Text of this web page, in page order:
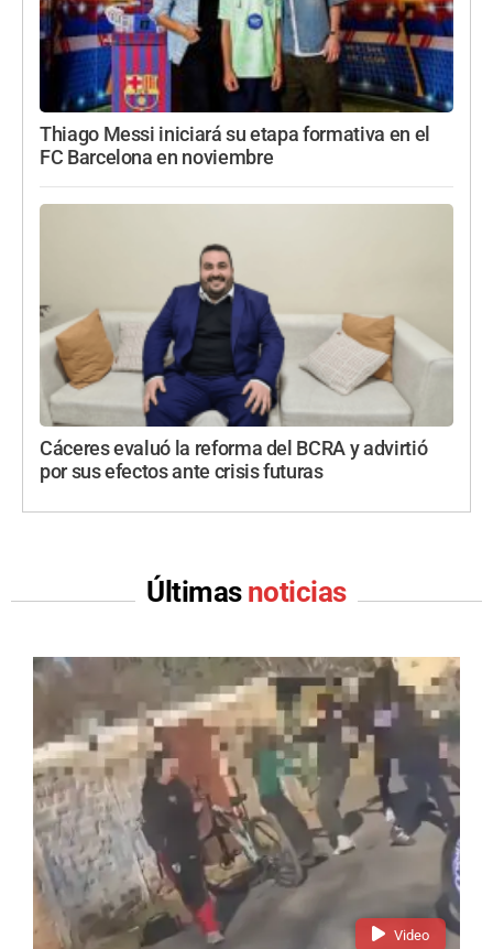
Thiago Messi iniciará su etapa formativa en el
FC Barcelona en noviembre
Cáceres evaluó la reforma del BCRA y advirtió
por sus efectos ante crisis futuras
Últimas noticias
Video